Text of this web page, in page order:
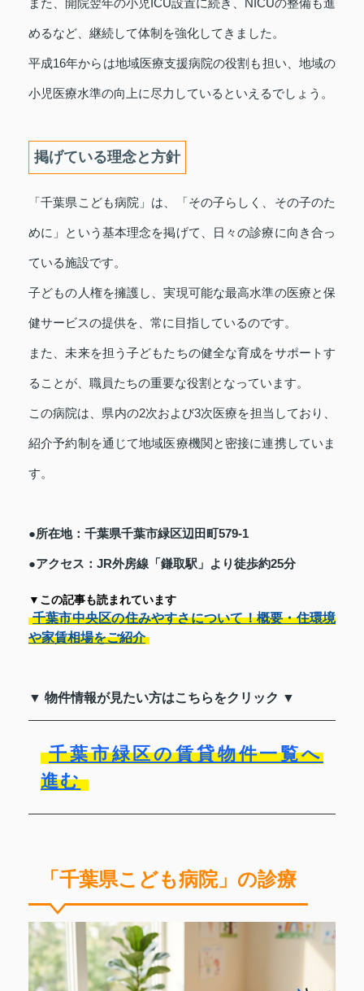
めるなど、継続して体制を強化してきました。
平成16年からは地域医療支援病院の役割も担い、地域の
小児医療水準の向上に尽力しているといえるでしょう。
掲げている理念と方針
「千葉県こども病院」は、「その子らしく、その子のた
めに」という基本理念を掲げて、日々の診療に向き合っ
ている施設です。
子どもの人権を擁護し、実現可能な最高水準の医療と保
健サービスの提供を、常に目指しているのです。
また、未来を担う子どもたちの健全な育成をサポートす
ることが、職員たちの重要な役割となっています。
この病院は、県内の2次および3次医療を担当しており、
紹介予約制を通じて地域医療機関と密接に連携していま
す。
●所在地：千葉県千葉市緑区辺田町579-1
●アクセス：JR外房線「鎌取駅」より徒歩約25分
▼この記事も読まれています
千葉市中央区の住みやすさについて！概要・住環境
や家賃相場をご紹介
▼ 物件情報が見たい方はこちらをクリック ▼
千葉市緑区の賃貸物件一覧へ
進む
「千葉県こども病院」の診療